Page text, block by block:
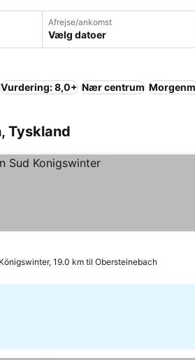
Afrejse/ankomst
Vælg datoer
Vurdering: 8,0+ Nær centrum
Tyskland
Königswinter, 19.0 km til Obersteinebach